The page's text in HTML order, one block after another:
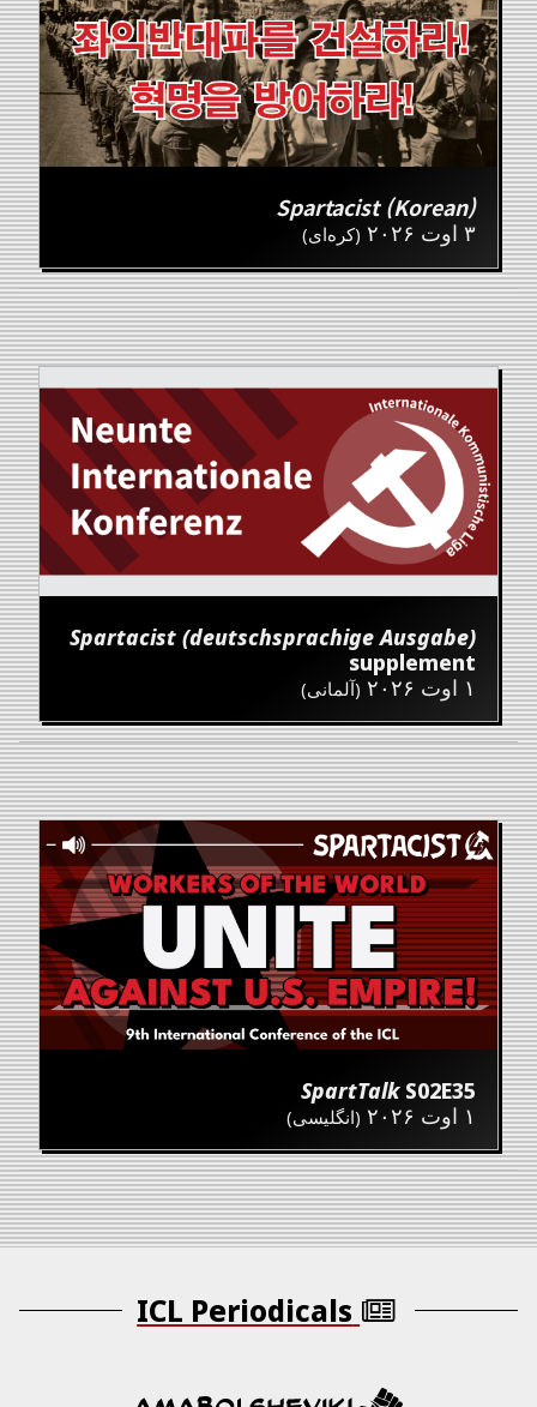
Spartacist (Korean)
۳ اوت ۲۰۲۶ (کره‌ای)
Spartacist (deutschsprachige Ausgabe)
supplement
۱ اوت ۲۰۲۶
(آلمانی)
SpartTalkS02E35
۱ اوت ۲۰۲۶
(انگلیسی)